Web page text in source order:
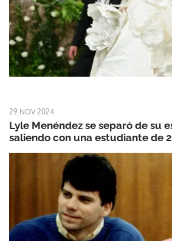
29 NOV 2024
Lyle Menéndez se separó de su
saliendo con una estudiante de